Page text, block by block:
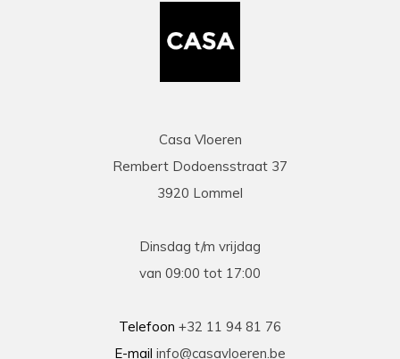
Casa Vloeren
Rembert Dodoensstraat 37
3920 Lommel
Dinsdag t/m vrijdag
van 09:00 tot 17:00
Telefoon +32 11 94 81 76
E-mail info@casavloeren.be